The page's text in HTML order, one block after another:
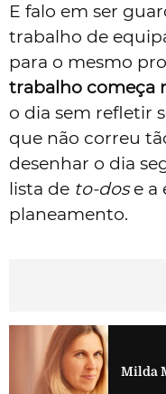
E falo em ser
trabalho de
para o mesmo
trabalho começa
o dia sem refletir
que não correu
desenhar o dia
lista de to-dose a
planeamento.
Milda